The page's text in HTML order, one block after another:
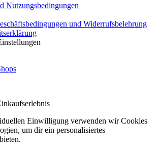
Nutzungsbedingungen
und Widerrufsbelehrung
Einwilligung verwenden wir Cookies
um dir ein personalisiertes